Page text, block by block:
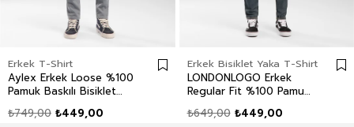
Erkek T-Shirt
Aylex Erkek Loose %100
Pamuk Baskılı Bisiklet
₺449,00
₺749,00
Erkek Bisiklet Yaka T-Shirt
LONDONLOGO Erkek
Regular Fit %100 Pamuk
Shirt Yeşil₺449,00
₺649,00